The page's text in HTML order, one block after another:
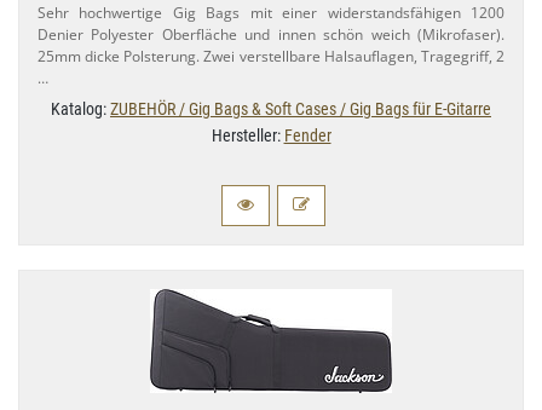
Sehr hochwertige Gig Bags mit einer widerstandsfähigen 1200
Denier Polyester Oberfläche und innen schön weich (Mikrofaser).
25mm dicke Polsterung. Zwei verstellbare Halsauflagen, Tragegriff, 2
…
Katalog:ZUBEHÖR / Gig Bags & Soft Cases / Gig Bags für E-Gitarre
Hersteller: Fender